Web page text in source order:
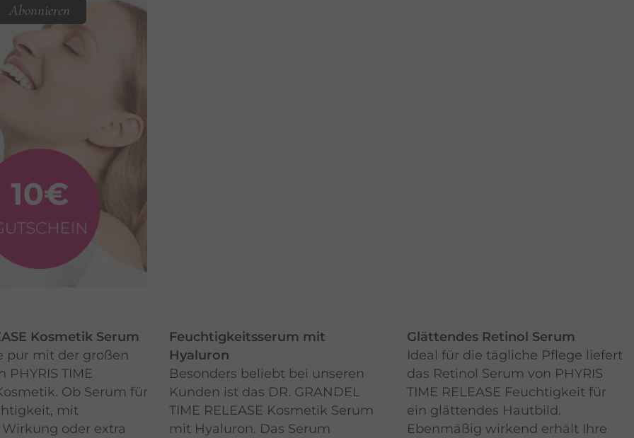
Abonnieren
Kosmetik Serum
pur mit der großen
PHYRIS TIME
Ob Serum für
mit
oder extra
Feuchtigkeitsserum mit
Hyaluron
Besonders beliebt bei unseren
Kunden ist das DR. GRANDEL
TIME RELEASE Kosmetik Serum
mit Hyaluron. Das Serum
Glättendes Retinol Serum
Ideal für die tägliche Pflege liefert
das Retinol Serum von PHYRIS
TIME RELEASE Feuchtigkeit für
ein glättendes Hautbild.
Ebenmäßig wirkend erhält Ihre